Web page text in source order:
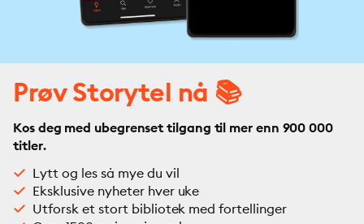
Prøv Storytel nå 📚
Kos deg med ubegrenset tilgang til mer enn 900 000
titler.
Lytt og les så mye du vil
Eksklusive nyheter hver uke
Utforsk et stort bibliotek med fortellinger